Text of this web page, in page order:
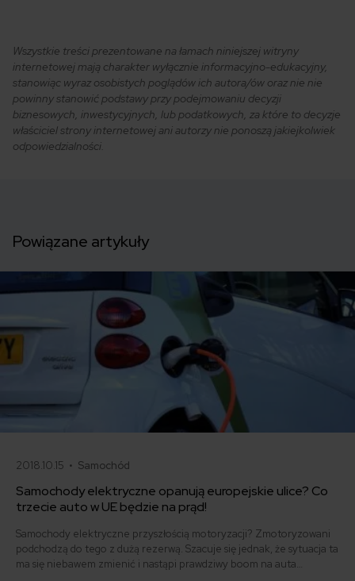
Wszystkie treści prezentowane na łamach niniejszej witryny
internetowej mają charakter wyłącznie informacyjno-edukacyjny,
stanowiąc wyraz osobistych poglądów ich autora/ów oraz nie nie
powinny stanowić podstawy przy podejmowaniu decyzji
biznesowych, inwestycyjnych, lub podatkowych, za które to decyzje
właściciel strony internetowej ani autorzy nie ponoszą jakiejkolwiek
odpowiedzialności.
Powiązane artykuły
2018.10.15 • Samochód
Samochody elektryczne opanują europejskie ulice? Co
trzecie auto w UE będzie na prąd!
Samochody elektryczne przyszłością motoryzacji? Zmotoryzowani
podchodzą do tego z dużą rezerwą. Szacuje się jednak, że sytuacja ta
ma się niebawem zmienić i nastąpi prawdziwy boom na auta